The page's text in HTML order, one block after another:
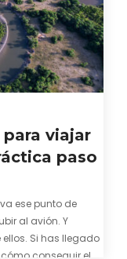
viajar
paso
ese punto de
al avión. Y
Si has llegado
conseguir el